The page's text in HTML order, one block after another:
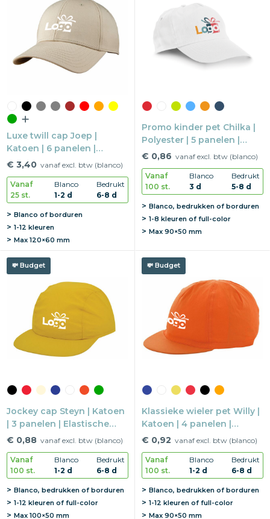
Luxe twill cap Joep |
Katoen | 6 panelen |
Metalen buckle sluiting
€ 3,40 vanaf excl. btw (blanco)
Vanaf
25 st.
Blanco
1-2 d
Bedrukt
6-8 d
Blanco of borduren
1-12 kleuren
Max 120×60 mm
Promo kinder pet Chilka |
Polyester | 5 panelen |
Klittenbandsluiting
€ 0,86 vanaf excl. btw (blanco)
Vanaf
100 st.
Blanco
3 d
Bedrukt
5-8 d
Blanco, bedrukken of borduren
1-8 kleuren of full-color
Max 90×50 mm
Budget
Jockey cap Steyn | Katoen
| 3 panelen | Elastische
band
€ 0,88 vanaf excl. btw (blanco)
Vanaf
100 st.
Blanco
1-2 d
Bedrukt
6-8 d
Blanco, bedrukken of borduren
1-12 kleuren of full-color
Max 100×50 mm
Budget
Klassieke wieler pet Willy |
Katoen | 4 panelen |
Elastische band
€ 0,92 vanaf excl. btw (blanco)
Vanaf
100 st.
Blanco
1-2 d
Bedrukt
6-8 d
Blanco, bedrukken of borduren
1-12 kleuren of full-color
Max 90×50 mm